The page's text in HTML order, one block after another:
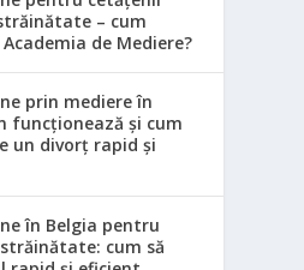
– cum
de Mediere?
prin mediere în
funcționează și cum
un divorț rapid și
în Belgia pentru
cum să